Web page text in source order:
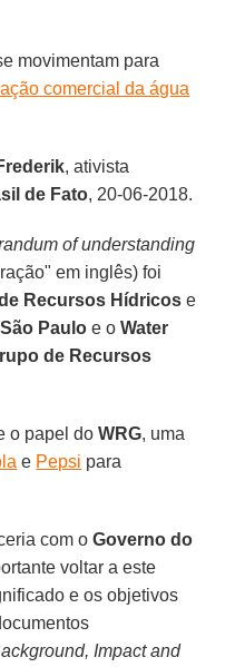
movimentam para
comercial da água
, ativista
de Fato, 20-06-2018.
of understanding
em inglês) foi
Recursos Hídricose
Paulo e oWater
de Recursos
o papel doWRG, uma
e Pepsi para
com oGoverno do
voltar a este
e os objetivos
Impact and